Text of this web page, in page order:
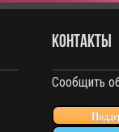
КОНТАКТЫ
Сообщить